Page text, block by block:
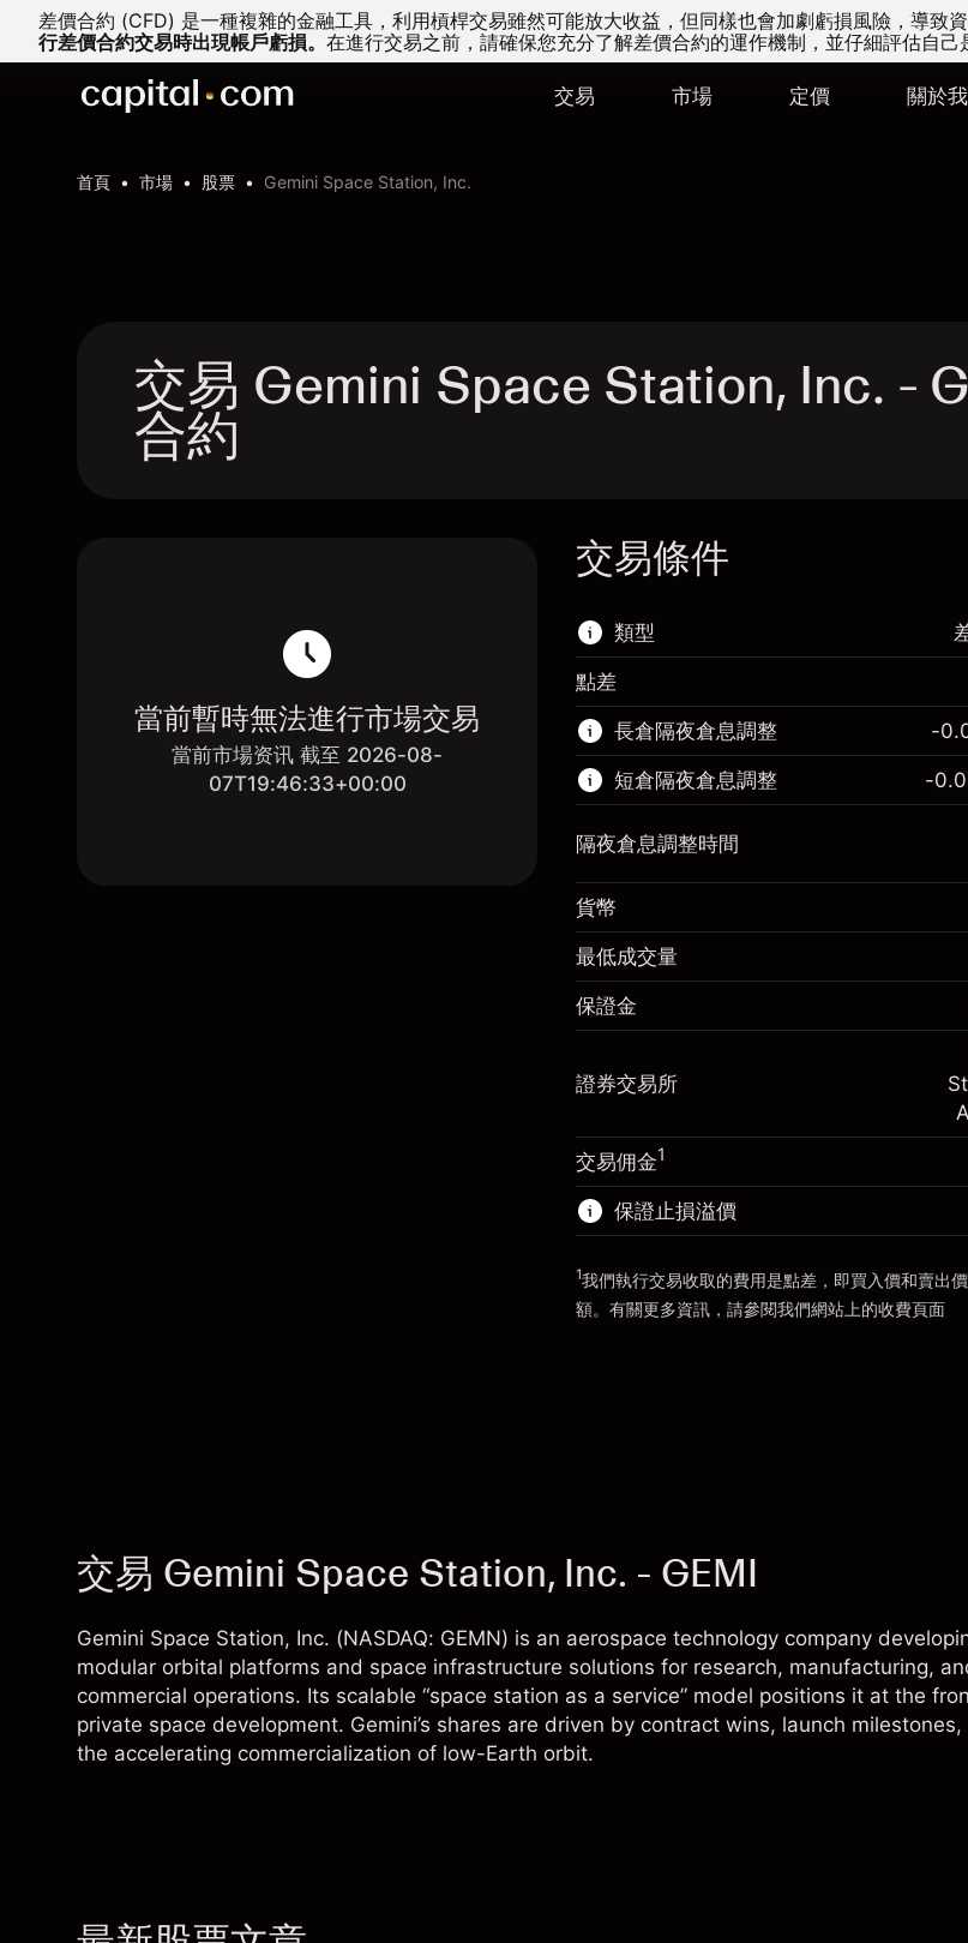
差價合約 (CFD) 是一種複雜的金融工具，利用槓桿交易雖然可能放大收益，但同樣也會加劇虧損風險，導致資
行差價合約交易時出現帳戶虧損。 在進行交易之前，請確保您充分了解差價合約的運作機制，並仔細評估自己
交易 市場 定價 關於
首頁 市場 股票 Gemini Space Station, Inc.
交易 Gemini Space Station, Inc. -
合約
當前暫時無法進行市場交易
當前市場资讯 截至 2026-08-
07T19:46:33+00:00
交易條件
類型
該金融市場可進行差價合約交易。
了解更多：
差價合約
點差
長倉隔夜倉息調整
隔夜倉息
來自頭寸全值的費用
來自杠杆的資金 - 美元（大約值）
前往平台
-
短倉隔夜倉息調整
保證金。您的投資
來自頭寸全值的費用
使用杠杆的交易規模（大約值）
前往平台
-
隔夜倉息調整時間
貨幣
最低成交量
保證金
證券交易所
交易佣金1
保證止損溢價
「服務費用」
1我們執行交易收取的費用是點差，即買入價和賣出
額。有關更多資訊，請參閱我們網站上的收費頁面
交易 Gemini Space Station, Inc. - GEMI
Gemini Space Station, Inc. (NASDAQ: GEMN) is an aerospace technology company
modular orbital platforms and space infrastructure solutions for research, manufacturing,
commercial operations. Its scalable “space station as a service” model positions it at the
private space development. Gemini’s shares are driven by contract wins, launch milestones,
the accelerating commercialization of low-Earth orbit.